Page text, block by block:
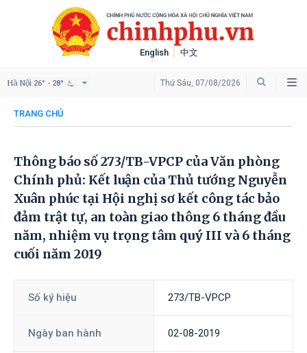
English 中文
Thứ Sáu, 07/08/2026
Hà Nội 26° - 28°
TRANG CHỦ
Thông báo số 273/TB-VPCP của Văn phòng
Chính phủ: Kết luận của Thủ tướng Nguyễn
Xuân phúc tại Hội nghị sơ kết công tác bảo
đảm trật tự, an toàn giao thông 6 tháng đầu
năm, nhiệm vụ trọng tâm quý III và 6 tháng
cuối năm 2019
Số ký hiệu 273/TB-VPCP
Ngày ban hành 02-08-2019